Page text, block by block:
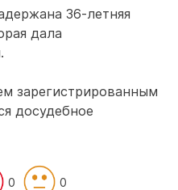
36-летняя
дала
зарегистрированным
досудебное
0 0